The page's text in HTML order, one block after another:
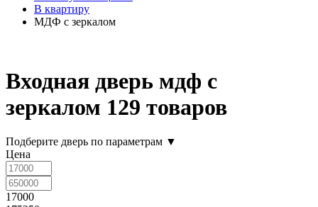
В квартиру
МДФ с зеркалом
Входная дверь мдф с
зеркалом 129 товаров
Подберите дверь по параметрам ▼
Цена
17000